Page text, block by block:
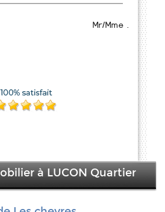
Mr/Mme .
à LUCON Quartier